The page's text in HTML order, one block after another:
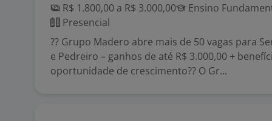
R$ 1.800,00 a R$ 3.000,00
Ensino
Presencial
?? Grupo Madero abre mais de 50 vagas para
e Pedreiro – ganhos de até R$ 3.000,00 +
oportunidade de crescimento?? O Gr...